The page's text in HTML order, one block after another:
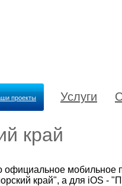
проекты Услуги
край
официальное
край", а для iOS -